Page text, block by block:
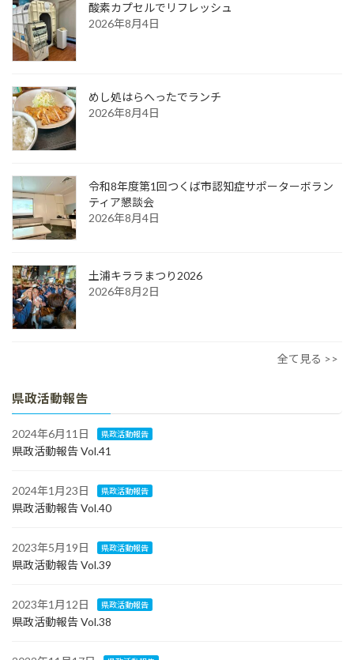
酸素カプセルでリフレッシュ
2026年8月4日
めし処はらへったでランチ
2026年8月4日
令和8年度第1回つくば市認知症サポーターボラン
ティア懇談会
2026年8月4日
土浦キララまつり2026
2026年8月2日
全て見る >>
県政活動報告
2024年6月11日 県政活動報告
県政活動報告 Vol.41
2024年1月23日 県政活動報告
県政活動報告 Vol.40
2023年5月19日 県政活動報告
県政活動報告 Vol.39
2023年1月12日 県政活動報告
県政活動報告 Vol.38